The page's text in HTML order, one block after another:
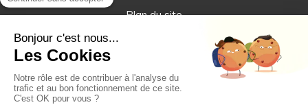
Plan du site